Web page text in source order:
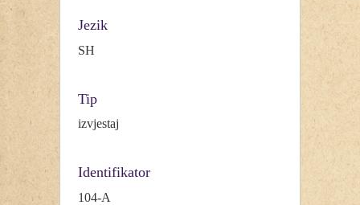
Jezik
SH
Tip
izvjestaj
Identifikator
104-A